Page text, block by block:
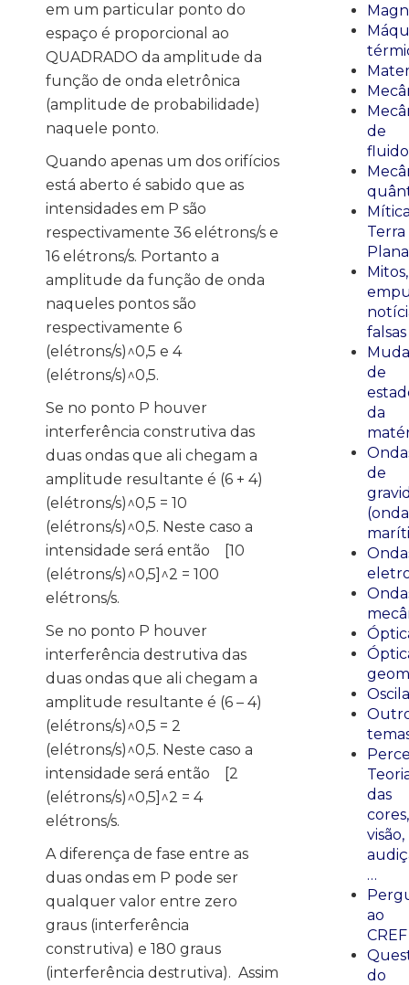
em um particular ponto do
espaço é proporcional ao
QUADRADO da amplitude da
função de onda eletrônica
(amplitude de probabilidade)
naquele ponto.
Quando apenas um dos orifícios
está aberto é sabido que as
intensidades em P são
respectivamente 36 elétrons/s e
16 elétrons/s. Portanto a
amplitude da função de onda
naqueles pontos são
respectivamente 6
(elétrons/s)^0,5 e 4
(elétrons/s)^0,5.
Se no ponto P houver
interferência construtiva das
duas ondas que ali chegam a
amplitude resultante é (6 + 4)
(elétrons/s)^0,5 = 10
(elétrons/s)^0,5. Neste caso a
intensidade será então [10
(elétrons/s)^0,5]^2 = 100
elétrons/s.
Se no ponto P houver
interferência destrutiva das
duas ondas que ali chegam a
amplitude resultante é (6 – 4)
(elétrons/s)^0,5 = 2
(elétrons/s)^0,5. Neste caso a
intensidade será então [2
(elétrons/s)^0,5]^2 = 4
elétrons/s.
A diferença de fase entre as
duas ondas em P pode ser
qualquer valor entre zero
graus (interferência
construtiva) e 180 graus
(interferência destrutiva). Assim
de
Terra
Plana
Mitos,
falsas
de
da
de
das
cores,
visão,
…
ao
CREF
do